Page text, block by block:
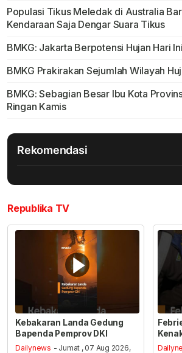
Populasi Tikus Meledak di Australia
Kendaraan Saja Dengar Suara Tikus
BMKG: Jakarta Berpotensi Hujan Hari Ini
BMKG Prakirakan Sejumlah Wilayah
BMKG: Sebagian Besar Ibu Kota
Ringan Kamis
Rekomendasi
Republika TV
Kebakaran Landa Gedung
Bapenda Pemprov DKI
Dailynews - Jumat , 07 Aug 2026,